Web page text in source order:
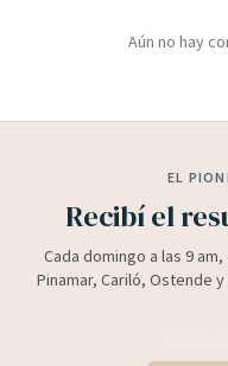
Aún no hay
EL
Recibí el
Cada domingo a las 9
Pinamar, Cariló, Ostende